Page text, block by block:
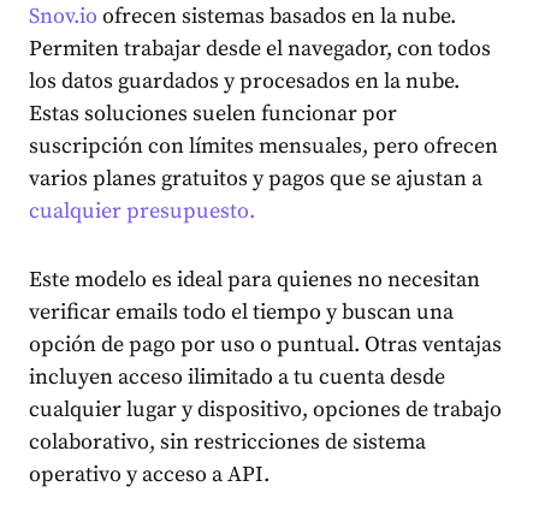
Snov.io ofrecen sistemas basados en la nube.
Permiten trabajar desde el navegador, con todos
los datos guardados y procesados en la nube.
Estas soluciones suelen funcionar por
suscripción con límites mensuales, pero ofrecen
varios planes gratuitos y pagos que se ajustan a
cualquier presupuesto.
Este modelo es ideal para quienes no necesitan
verificar emails todo el tiempo y buscan una
opción de pago por uso o puntual. Otras ventajas
incluyen acceso ilimitado a tu cuenta desde
cualquier lugar y dispositivo, opciones de trabajo
colaborativo, sin restricciones de sistema
operativo y acceso a API.